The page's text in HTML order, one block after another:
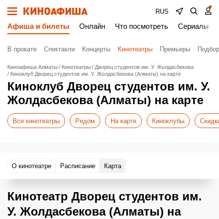
RUS
Афиша и билеты Онлайн Что посмотреть Сериалы
В прокате Спектакли Концерты Кинотеатры Премьеры
Киноафиша Алматы Кинотеатры
Дворец студентов им. У. Жолдасбекова
Киноклуб Дворец студентов им. У. Жолдасбекова (Алматы) на карте
Киноклуб Дворец студентов им. У.
Жолдасбекова (Алматы) на карте
Все кинотеатры Рядом На карте Киноклубы
О кинотеатре Расписание Карта
Кинотеатр Дворец студентов им.
У. Жолдасбекова (Алматы) на